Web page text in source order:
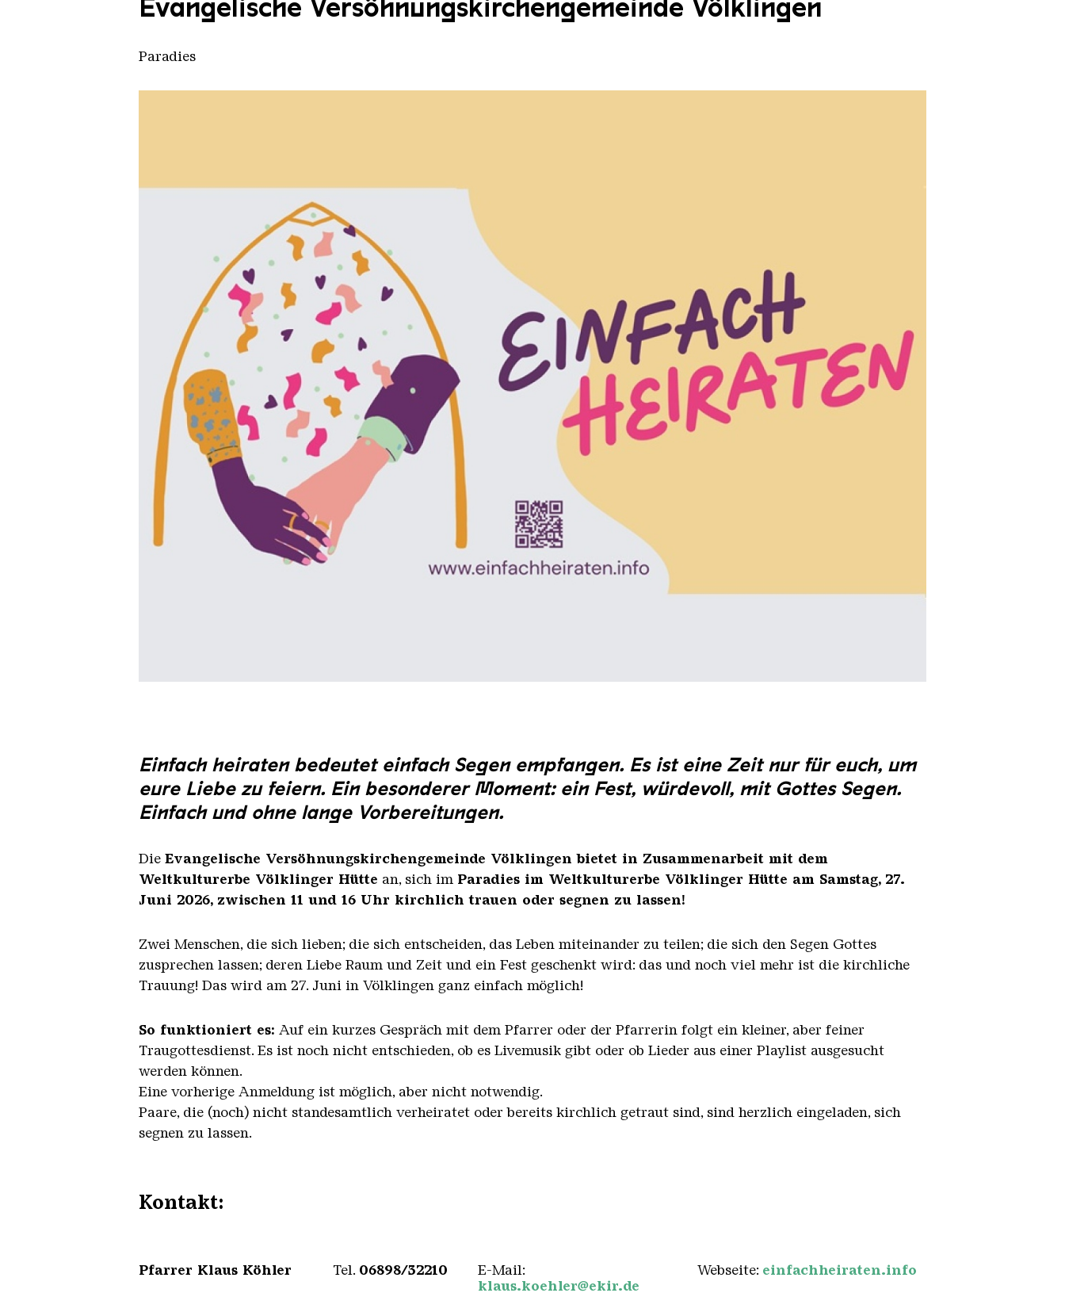
Evangelische Versöhnungskirchengemeinde Völklingen
Paradies
Einfachheiraten web
Einfach heiraten bedeutet einfach Segen empfangen. Es ist eine Zeit nur für euch, um
eure Liebe zu feiern. Ein besonderer Moment: ein Fest, würdevoll, mit Gottes Segen.
Einfach und ohne lange Vorbereitungen.
Die Evangelische Versöhnungskirchengemeinde Völklingen bietet in Zusammenarbeit mit dem
Weltkulturerbe Völklinger Hütte an, sich im Paradies im Weltkulturerbe Völklinger Hütte am Samstag, 27.
Juni 2026, zwischen 11 und 16 Uhr kirchlich trauen oder segnen zu lassen!
Zwei Menschen, die sich lieben; die sich entscheiden, das Leben miteinander zu teilen; die sich den Segen Gottes
zusprechen lassen; deren Liebe Raum und Zeit und ein Fest geschenkt wird: das und noch viel mehr ist die kirchliche
Trauung! Das wird am 27. Juni in Völklingen ganz einfach möglich!
So funktioniert es: Auf ein kurzes Gespräch mit dem Pfarrer oder der Pfarrerin folgt ein kleiner, aber feiner
Traugottesdienst. Es ist noch nicht entschieden, ob es Livemusik gibt oder ob Lieder aus einer Playlist ausgesucht
werden können.
Eine vorherige Anmeldung ist möglich, aber nicht notwendig.
Paare, die (noch) nicht standesamtlich verheiratet oder bereits kirchlich getraut sind, sind herzlich eingeladen, sich
segnen zu lassen.
Kontakt:
Pfarrer Klaus Köhler Tel. 06898/32210
E-Mail:
klaus.koehler@ekir.de
Webseite: einfachheiraten.info